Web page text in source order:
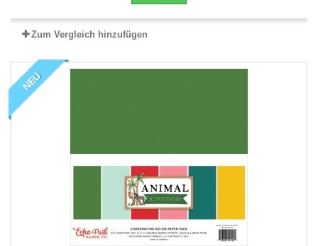
Zum Vergleich hinzufügen
NEU